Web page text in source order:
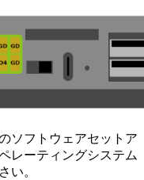
ソフトウェアセットア
レーティングシステム
い。